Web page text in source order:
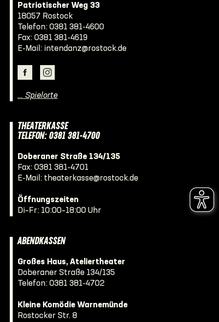
Patriotischer Weg 33
18057 Rostock
Telefon: 0381 381-4600
Fax: 0381 381-4619
E-Mail: intendanz@rostock.de
… Spielorte
THEATERKASSE
TELEFON: 0381 381-4700
Doberaner Straße 134/135
Fax: 0381 381-4701
E-Mail: theaterkasse@rostock.de
Öffnungszeiten
Di–Fr: 10:00–18:00 Uhr
ABENDKASSEN
Großes Haus, Ateliertheater
Doberaner Straße 134/135
Telefon: 0381 381-4702
Kleine Komödie Warnemünde
Rostocker Str. 8